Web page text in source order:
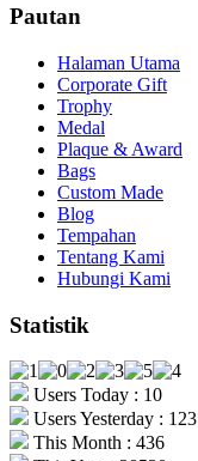
Pautan
Halaman Utama
Corporate Gift
Trophy
Medal
Plaque & Award
Bags
Custom Made
Blog
Tempahan
Tentang Kami
Hubungi Kami
Statistik
Users Today : 10
Users Yesterday : 123
This Month : 436